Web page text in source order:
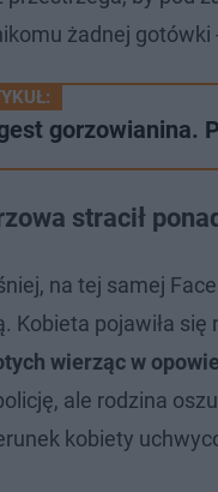
żadnej
gorzowianina.
stracił
na tej samej
Kobieta pojawiła
wierząc w
ale rodzina
kobiety